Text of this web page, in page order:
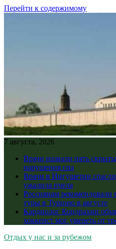
Перейти к содержимому
7 августа, 2026
Врачи назвали пять
нарушения сна
Врачи в Ингушетии спасли
ужалила пчела
Россиянам рекомендовали
туры в Турцию в августе
Кардиолог Кондрахин
хоккеист мог умереть от
Отдых у нас и за рубежом